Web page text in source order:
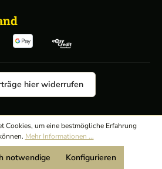
hier widerrufen
Mitglied:
Cookies, um eine bestmögliche Erfahrung
Mehr Informationen ...
notwendige Konfigurieren